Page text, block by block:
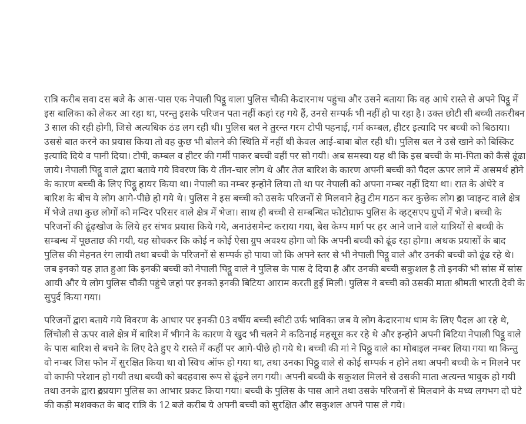
रात्रि करीब सवा दस बजे के आस-पास एक नेपाली पिट्ठू वाला पुलिस चौकी केदारनाथ पहुंचा और उसने बताया कि वह आधे रास्ते से अपने पिट्ठू में
इस बालिका को लेकर आ रहा था, परन्तु इसके परिजन पता नहीं कहां रह गये हैं, उनसे सम्पर्क भी नहीं हो पा रहा है। उक्त छोटी सी बच्ची तकरीबन
3 साल की रही होगी, जिसे अत्यधिक ठंड लग रही थी। पुलिस बल ने तुरन्त गरम टोपी पहनाई, गर्म कम्बल, हीटर इत्यादि पर बच्ची को बिठाया।
उससे बात करने का प्रयास किया तो वह कुछ भी बोलने की स्थिति में नहीं थी केवल आई-बाबा बोल रही थी। पुलिस बल ने उसे खाने को बिस्किट
इत्यादि दिये व पानी दिया। टोपी, कम्बल व हीटर की गर्मी पाकर बच्ची वहीं पर सो गयी। अब समस्या यह थी कि इस बच्ची के मां-पिता को कैसे ढूंढा
जाये। नेपाली पिट्ठू वाले द्वारा बताये गये विवरण कि ये तीन-चार लोग थे और तेज बारिश के कारण अपनी बच्ची को पैदल ऊपर लाने में असमर्थ होने
के कारण बच्ची के लिए पिट्ठू हायर किया था। नेपाली का नम्बर इन्होने लिया तो था पर नेपाली को अपना नम्बर नहीं दिया था। रात के अंधेरे व
बारिश के बीच ये लोग आगे-पीछे हो गये थे। पुलिस ने इस बच्ची को उसके परिजनों से मिलवाने हेतु टीम गठन कर कुछेक लोग रुद्रा प्वाइन्ट वाले क्षेत्र
में भेजे तथा कुछ लोगों को मन्दिर परिसर वाले क्षेत्र में भेजा। साथ ही बच्ची से सम्बन्धित फोटोग्राफ पुलिस के व्हट्सएप ग्रुपों में भेजे। बच्ची के
परिजनों की ढूंढ़खोज के लिये हर संभव प्रयास किये गये, अनाउंसमेन्ट कराया गया, बेस केम्प मार्ग पर हर आने जाने वाले यात्रियों से बच्ची के
सम्बन्ध में पूछताछ की गयी, यह सोचकर कि कोई न कोई ऐसा ग्रुप अवश्य होगा जो कि अपनी बच्ची को ढूंढ रहा होगा। अथक प्रयासों के बाद
पुलिस की मेहनत रंग लायी तथा बच्ची के परिजनों से सम्पर्क हो पाया जो कि अपने स्तर से भी नेपाली पिट्ठू वाले और उनकी बच्ची को ढूंढ रहे थे।
जब इनको यह ज्ञात हुआ कि इनकी बच्ची को नेपाली पिट्ठू वाले ने पुलिस के पास दे दिया है और उनकी बच्ची सकुशल है तो इनकी भी सांस में सांस
आयी और ये लोग पुलिस चौकी पहुंचे जहां पर इनको इनकी बिटिया आराम करती हुई मिली। पुलिस ने बच्ची को उसकी माता श्रीमती भारती देवी के
सुपुर्द किया गया।
परिजनों द्वारा बताये गये विवरण के आधार पर इनकी 03 वर्षीय बच्ची स्वीटी उर्फ भाविका जब ये लोग केदारनाथ धाम के लिए पैदल आ रहे थे,
लिंचोली से ऊपर वाले क्षेत्र में बारिश में भीगने के कारण ये खुद भी चलने मे कठिनाई महसूस कर रहे थे और इन्होने अपनी बिटिया नेपाली पिट्ठू वाले
के पास बारिश से बचने के लिए देते हुए ये रास्ते में कहीं पर आगे-पीछे हो गये थे। बच्ची की मां ने पिठ्ठू वाले का मोबाइल नम्बर लिया गया था किन्तु
वो नम्बर जिस फोन में सुरक्षित किया था वो स्विच ऑफ हो गया था, तथा उनका पिठ्ठू वाले से कोई सम्पर्क न होने तथा अपनी बच्ची के न मिलने पर
वो काफी परेशान हो गयी तथा बच्ची को बदहवास रूप से ढूंढ़ने लग गयी। अपनी बच्ची के सकुशल मिलने से उसकी माता अत्यन्त भावुक हो गयी
तथा उनके द्वारा रुद्रप्रयाग पुलिस का आभार प्रकट किया गया। बच्ची के पुलिस के पास आने तथा उसके परिजनों से मिलवाने के मध्य लगभग दो घंटे
की कड़ी मशक्कत के बाद रात्रि के 12 बजे करीब ये अपनी बच्ची को सुरक्षित और सकुशल अपने पास ले गये।